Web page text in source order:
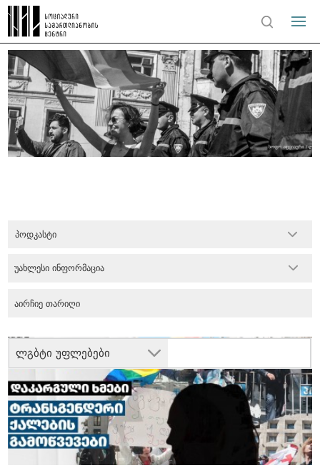
პოდკასტი
ლგბტი უფლებები
უახლესი ინფორმაცია